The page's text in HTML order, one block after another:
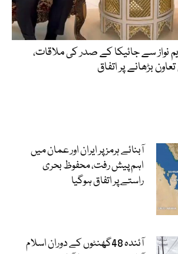
آبنائے ہرمز پر ایران اور عمان میں
اہم پیش رفت، محفوظ بحری
راستے پر اتفاق ہوگیا
آئندہ 48گھنٹوں کے دوران اسلام
نواز سے جائیکا کے صدر کی ملاقات،
بڑھانے پر اتفاق